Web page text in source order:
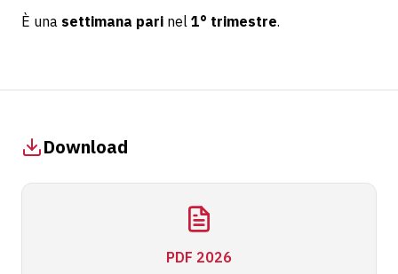
È una settimana pari nel 1° trimestre.
Download
PDF 2026